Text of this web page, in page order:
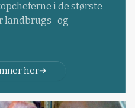
i de største
landbrugs- og
her